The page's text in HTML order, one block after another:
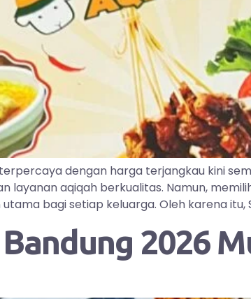
dengan harga terjangkau kini
layanan aqiqah berkualitas. Namun,
bagi setiap keluarga. Oleh karena
2026